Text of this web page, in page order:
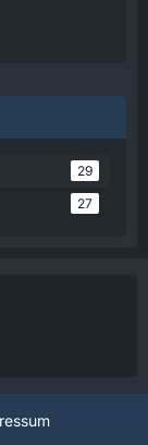
dazu
14:43
ohne
geladen
29
27